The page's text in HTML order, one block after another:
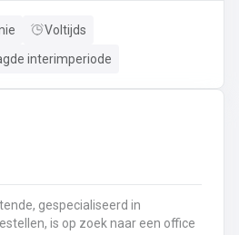
correct in.Bovendien
nodig neem je corrigerende
eveneens tot jouw
je op veranderingen.
Voltijds
interimperiode
gespecialiseerd in
is op zoek naar een office